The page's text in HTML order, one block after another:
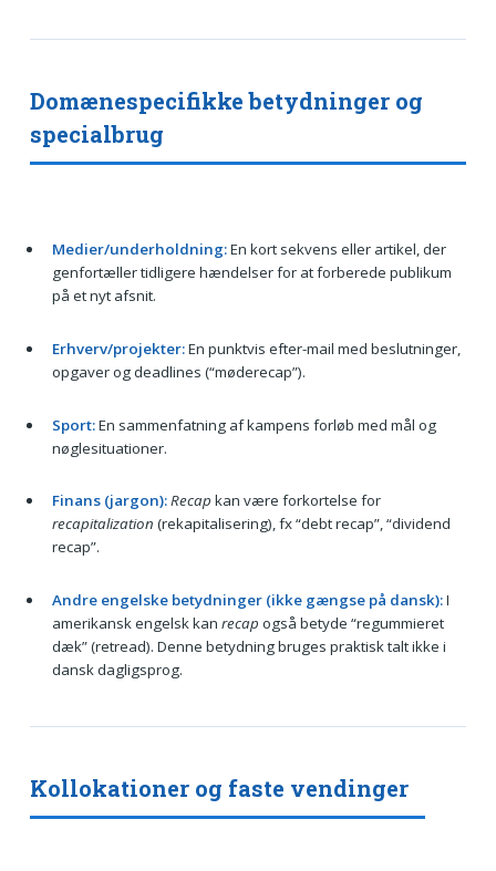
Domænespecifikke betydninger og
specialbrug
Medier/underholdning:En kort sekvens eller artikel, der
genfortæller tidligere hændelser for at forberede publikum
på et nyt afsnit.
Erhverv/projekter:En punktvis efter-mail med beslutninger,
opgaver og deadlines (“møderecap”).
Sport:En sammenfatning af kampens forløb med mål og
nøglesituationer.
Finans (jargon):Recap kan være forkortelse for
recapitalization (rekapitalisering), fx “debt recap”, “dividend
recap”.
Andre engelske betydninger (ikke gængse på dansk):I
amerikansk engelsk kan recap også betyde “regummieret
dæk” (retread). Denne betydning bruges praktisk talt ikke i
dansk dagligsprog.
Kollokationer og faste vendinger